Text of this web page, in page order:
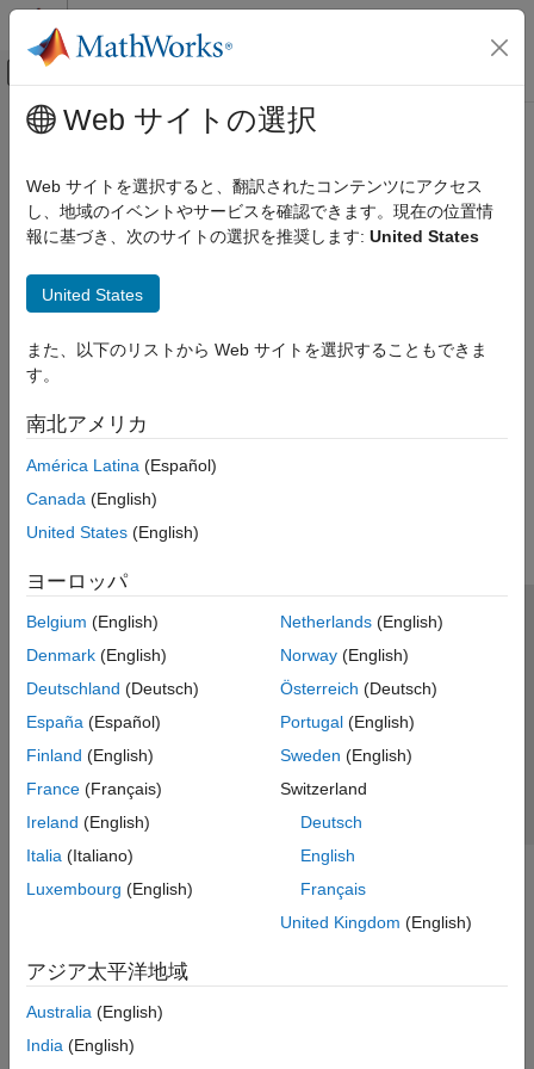
コンテンツへスキップ
オフキャンバス ナビゲーション メ
ドキュメンテーションのホーム
メインコンテンツ
Web サイトの選択
Web サイトを選択すると、翻訳されたコンテンツにアクセス
し、地域のイベントやサービスを確認できます。現在の位置情
報に基づき、次のサイトの選択を推奨します: United States
United States
また、以下のリストから Web サイトを選択することもできま
す。
南北アメリカ
América Latina (Español)
Canada (English)
United States (English)
ヨーロッパ
Belgium (English)
Denmark (English)
Deutschland (Deutsch)
España (Español)
Finland (English)
France (Français)
Ireland (English)
Italia (Italiano)
Luxembourg (English)
Netherlands(English)
Norway(English)
Österreich (Deutsch)
Portugal(English)
Sweden (English)
Switzerland
Deutsch
English
Français
United Kingdom (English)
アジア太平洋地域
Australia (English)
India (English)
トラストセンター
プライバシー ポリシー
違法コピー防止
アプリケーション ステータス
© 1994-2026 The MathWorks, Inc.